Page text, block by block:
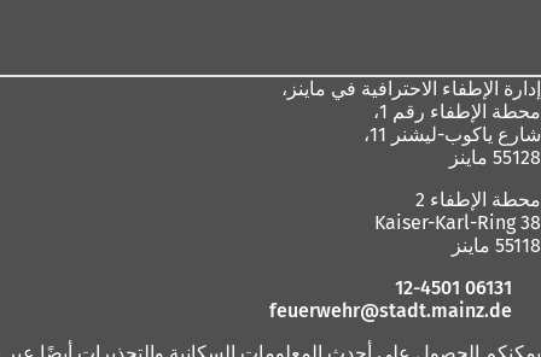
إدارة الإطفاء الاحترافية في ماينز،
محطة الإطفاء رقم 1،
شارع ياكوب-ليشنر 11،
55128 ماينز
محطة الإطفاء 2
Kaiser-Karl-Ring 38
55118 ماينز
06131 12-4501
feuerwehr
stadt.mainz de